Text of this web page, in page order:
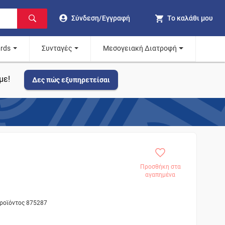
Σύνδεση/Εγγραφή Το καλάθι μου
Συνταγές Μεσογειακή Διατροφή
Δες πώς εξυπηρετείσαι
Προσθήκη στα
αγαπημένα
875287